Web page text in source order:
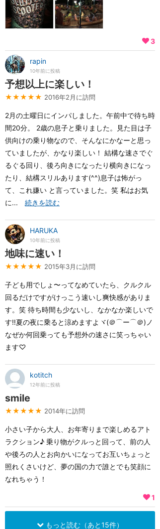
3
rapin
10年前に投稿
予想以上に楽しい！
★★★★★ 2016年2月に訪問
2月の土曜日にインパしました。午前中で待ち時
間20分。 2歳の息子と乗りました。見た目は子
供向けの乗り物なので、そんなにかなーと思っ
ていましたが、かなり楽しい！ 結構な速さでぐ
るぐる回り、後ろ向きになったり横向きになっ
たり、結構スリルあります(^^)息子は怖がっ
て、これ嫌い と言っていました。笑 私はお気
に... 続きを読む
HARUKA
10年前に投稿
地味に速い！
★★★★★ 2015年3月に訪問
子ども用でしょ〜ってなめていたら、クルクル
回るだけですがけっこう速いし爽快感がありま
す。笑 待ち時間も少ないし、なかなか楽しいで
す‼︎夏の夜に乗ると涼めますよヾ(＠⌒ー⌒＠)ノ
なぜか何回乗っても予想外の速さに笑っちゃい
ます♡
kotitch
12年前に投稿
smile
★★★★★ 2014年に訪問
小さい子から大人、お年寄りまで楽しめるアト
ラクション♪ 乗り物がクルっと回って、前の人
や後ろの人とお向かいになってお互いちょっと
照れくさいけど、夢の国の力で誰とでも笑顔に
なれちゃう！
1
もっと読む（あと15件）